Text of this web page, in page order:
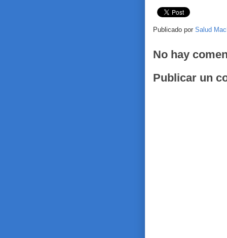
Publicado por Salud
No hay
Publicar un